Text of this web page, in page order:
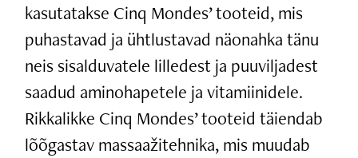
kasutatakse Cinq Mondes’ tooteid, mis
puhastavad ja ühtlustavad näonahka tänu
neis sisalduvatele lilledest ja puuviljadest
saadud aminohapetele ja vitamiinidele.
Rikkalikke Cinq Mondes’ tooteid täiendab
lõõgastav massaažitehnika, mis muudab